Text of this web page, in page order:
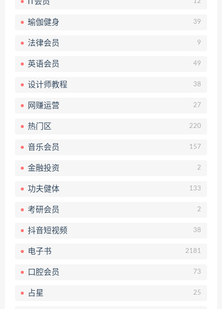
瑜伽健身 39
法律会员 9
英语会员 49
设计师教程 38
网赚运营 27
热门区 220
音乐会员 157
金融投资 2
功夫健体 133
考研会员 2
抖音短视频 38
电子书 2181
口腔会员 73
占星 25